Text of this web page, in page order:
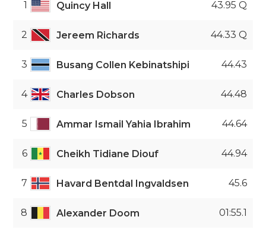
1 Quincy Hall 43.95 Q
2 Jereem Richards 44.33 Q
3 Busang Collen Kebinatshipi 44.43
4 Charles Dobson 44.48
5 Ammar Ismail Yahia Ibrahim 44.64
6 Cheikh Tidiane Diouf 44.94
7 Havard Bentdal Ingvaldsen 45.6
8 Alexander Doom 01:55.1